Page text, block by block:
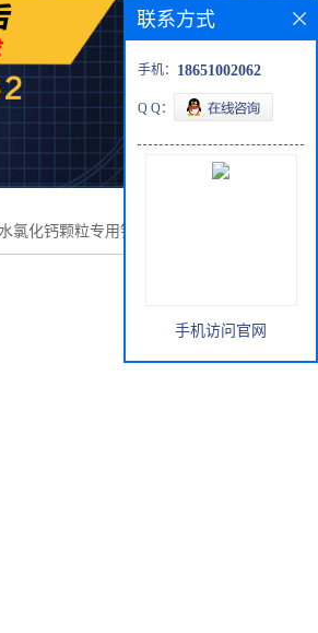
氯化钙颗粒专用钛材单锥真空干
联系方式
手机： 18651002062
Q Q：
手机访问官网